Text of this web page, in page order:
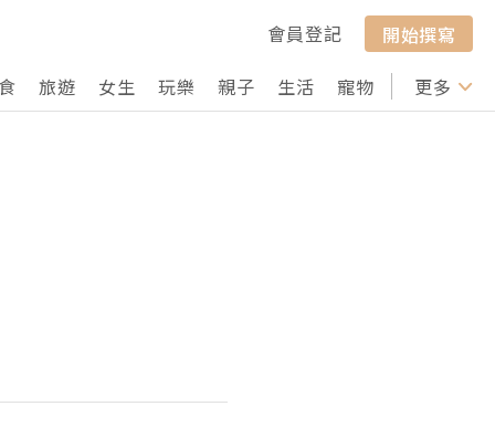
會員登記
開始撰寫
旅遊 女生 玩樂 親子 生活 寵物 行山 打卡
更多